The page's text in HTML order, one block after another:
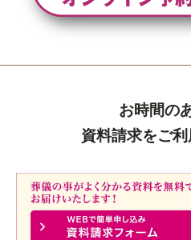
お時間の
資料請求をご利